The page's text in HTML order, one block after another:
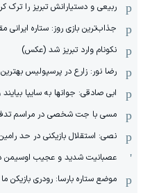
ربیعی و دستیارانش تبریز را ترک
جذاب‌ترین بازی روز: ستاره ایرانی
نکونام وارد تبریز شد (عکس)
رضا نور: زارع در پرسپولیس
ابی صادقی: جوانها به سایپا
مسی با جت شخصی در مراسم
نصی: استقلال بازیکنی در حد
عصبانیت شدید و عجیب اوسیمن
موضع ستاره بارسا: رودری بازیکن